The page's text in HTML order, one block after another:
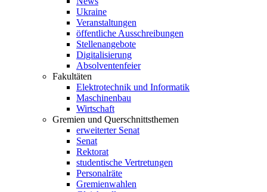
Ukraine
Veranstaltungen
öffentliche Ausschreibungen
Stellenangebote
Digitalisierung
Absolventenfeier
Fakultäten
Elektrotechnik und Informatik
Maschinenbau
Wirtschaft
Gremien und Querschnittsthemen
erweiterter Senat
Senat
Rektorat
studentische Vertretungen
Personalräte
Gremienwahlen